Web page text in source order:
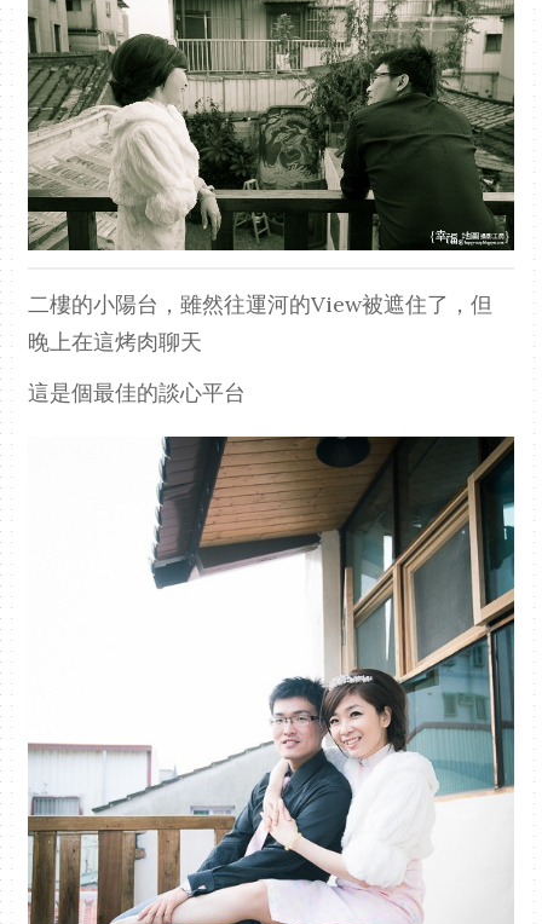
二樓的小陽台，雖然往運河的View被遮住了，但
晚上在這烤肉聊天
這是個最佳的談心平台